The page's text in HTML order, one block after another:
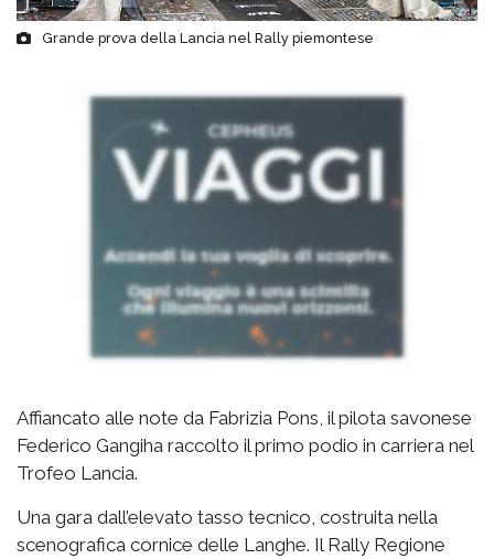
Grande prova della Lancia nel Rally piemontese
Affiancato alle note da Fabrizia Pons, il pilota savonese
Federico Gangiha raccolto il primo podio in carriera nel
Trofeo Lancia.
Una gara dall’elevato tasso tecnico, costruita nella
scenografica cornice delle Langhe. Il Rally Regione